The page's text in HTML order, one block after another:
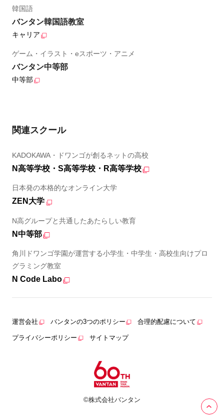
韓国語
バンタン韓国語教室
キャリア
ゲーム・イラスト・eスポーツ・アニメ
バンタン中等部
中等部
関連スクール
KADOKAWA・ドワンゴが創るネットの高校
N高等学校・S高等学校・R高等学校
日本発の本格的なオンライン大学
ZEN大学
N高グループと共通したあたらしい教育
N中等部
角川ドワンゴ学園が運営する小学生・中学生・高校生向けプロ
グラミング教室
N Code Labo
運営会社 バンタンの3つのポリシー 合理的配慮について
プライバシーポリシー サイトマップ
©株式会社バンタン